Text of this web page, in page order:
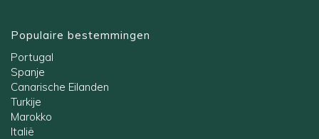
Populaire bestemmingen
Portugal
Spanje
Canarische Eilanden
Turkije
Marokko
Italië